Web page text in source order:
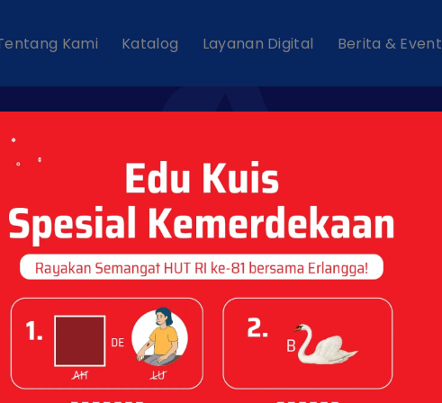
Kami Katalog Layanan Digital Berita & Event
Event Tags : "Kelas
Cerdas"